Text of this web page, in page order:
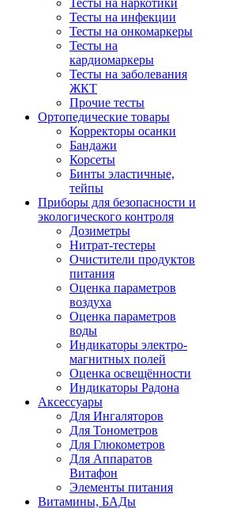
Тесты на наркотики
Тесты на инфекции
Тесты на онкомаркеры
Тесты на
кардиомаркеры
Тесты на заболевания
ЖКТ
Прочие тесты
Ортопедические товары
Корректоры осанки
Бандажи
Корсеты
Бинты эластичные,
тейпы
Приборы для безопасности и
экологического контроля
Дозиметры
Нитрат-тестеры
Очистители продуктов
питания
Оценка параметров
воздуха
Оценка параметров
воды
Индикаторы электро-
магнитных полей
Оценка освещённости
Индикаторы Радона
Аксессуары
Для Ингаляторов
Для Тонометров
Для Глюкометров
Для Аппаратов
Витафон
Элементы питания
Витамины, БАДы